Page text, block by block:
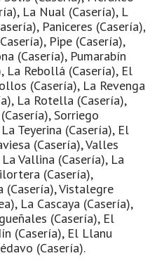
La Nual (Casería), L
Paniceres (Casería),
Pipe (Casería),
(Casería), Pumarabín
La Rebollá (Casería), El
(Casería), La Revenga
La Rotella (Casería),
Sorriego
Teyerina (Casería), El
(Casería), Valles
Vallina (Casería), La
(Casería),
(Casería), Vistalegre
La Cascaya (Casería),
(Casería), El
(Casería), El Llanu
(Casería).